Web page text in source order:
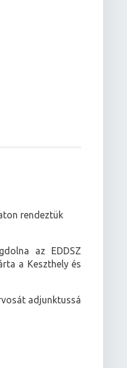
rendeztük
az EDDSZ
a Keszthely és
adjunktussá